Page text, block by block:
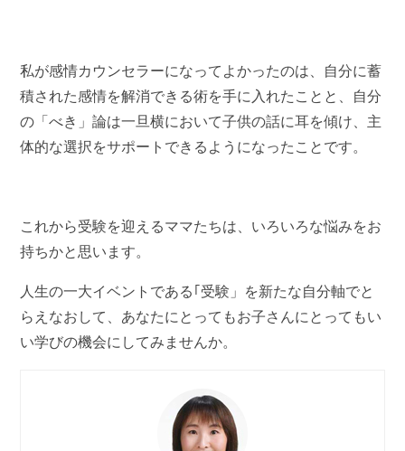
私が感情カウンセラーになってよかったのは、自分に蓄
積された感情を解消できる術を手に入れたことと、自分
の「べき」論は一旦横において子供の話に耳を傾け、主
体的な選択をサポートできるようになったことです。
これから受験を迎えるママたちは、いろいろな悩みをお
持ちかと思います。
人生の一大イベントである｢受験」を新たな自分軸でと
らえなおして、あなたにとってもお子さんにとってもい
い学びの機会にしてみませんか。